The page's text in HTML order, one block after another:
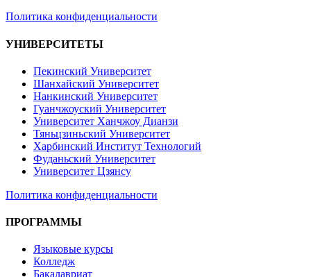
Политика конфиденциальности
УНИВЕРСИТЕТЫ
Пекинский Университет
Шанхайский Университет
Нанкинский Университет
Гуанчжоуский Университет
Университет Ханчжоу Дианзи
Тяньцзиньский Университет
Харбинский Институт Технологий
Фуданьский Университет
Университет Цзянсу
Политика конфиденциальности
ПРОГРАММЫ
Языковые курсы
Колледж
Бакалавриат